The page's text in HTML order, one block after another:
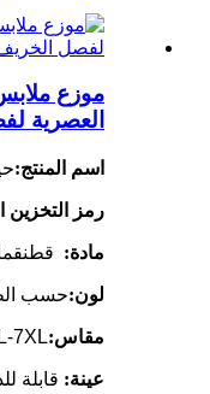
موزع
العصرية
اسم المنتج:
رمز التخزين
مادة: قطن
لون:حسب
مقاس:7XL
عينة: قابلة